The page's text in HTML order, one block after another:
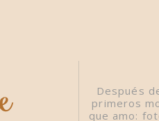
Después
primeros
que amo: